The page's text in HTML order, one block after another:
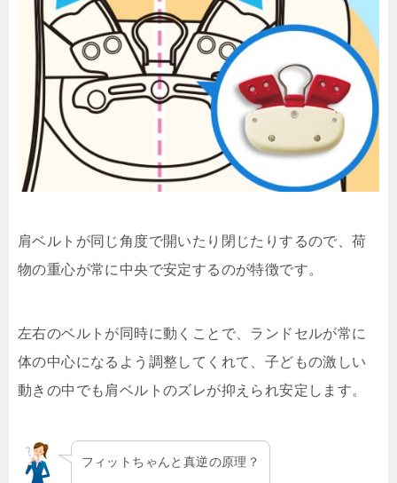
肩ベルトが同じ角度で開いたり閉じたりするので、荷
物の重心が常に中央で安定するのが特徴です。
左右のベルトが同時に動くことで、ランドセルが常に
体の中心になるよう調整してくれて、子どもの激しい
動きの中でも肩ベルトのズレが抑えられ安定します。
フィットちゃんと真逆の原理？